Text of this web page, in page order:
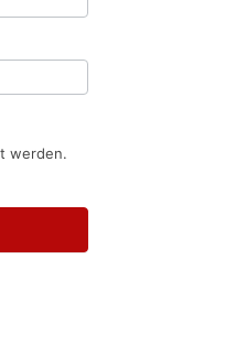
werden.